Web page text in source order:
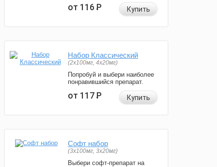
от 116Р Купить
Набор Классический
(2x100мг, 4x20мг)
Попробуй и выбери наиболее
понравившийся препарат.
от 117Р Купить
Софт набор
(3x100мг, 3x20мг)
Выбери софт-препарат на